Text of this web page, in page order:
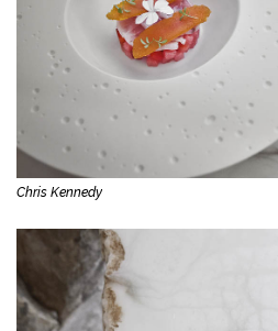
Chris Kennedy